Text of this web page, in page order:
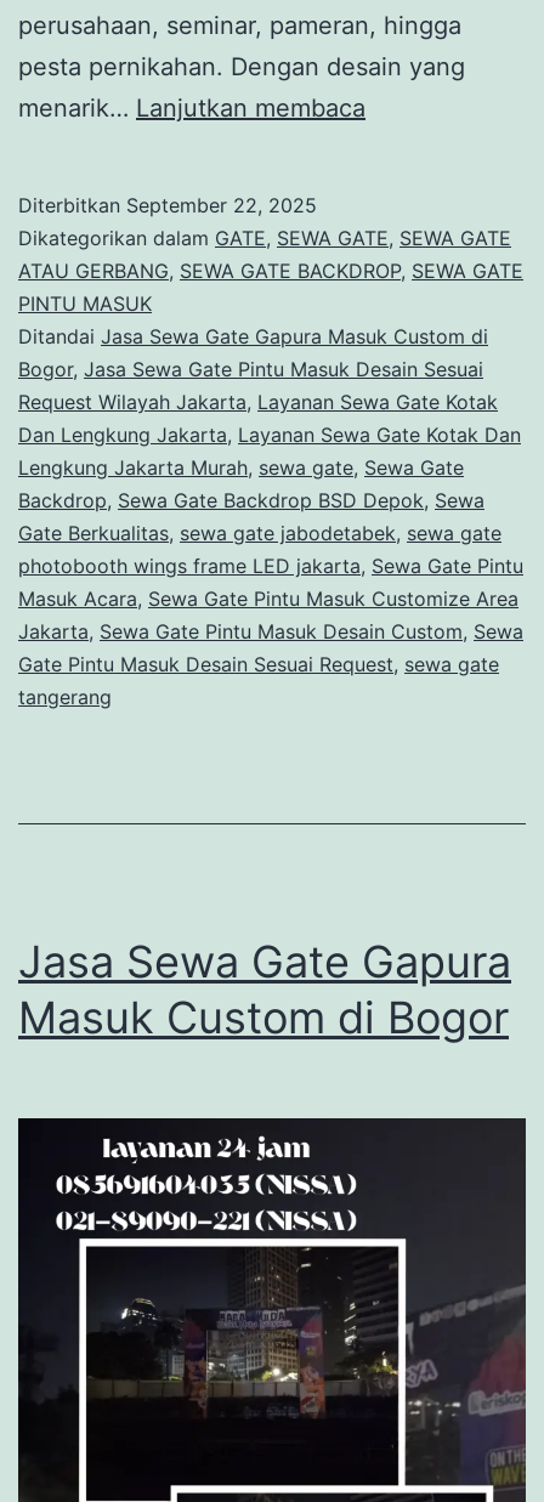
perusahaan, seminar, pameran, hingga
pesta pernikahan. Dengan desain yang
menarik… Lanjutkan membaca
BSD
Depok
Diterbitkan September 22, 2025
Dikategorikan dalam GATE, SEWA GATE, SEWA GATE
ATAU GERBANG, SEWA GATE BACKDROP, SEWA GATE
PINTU MASUK
Ditandai Jasa Sewa Gate Gapura Masuk Custom di
Bogor, Jasa Sewa Gate Pintu Masuk Desain Sesuai
Request Wilayah Jakarta, Layanan Sewa Gate Kotak
Dan Lengkung Jakarta, Layanan Sewa Gate Kotak Dan
Lengkung Jakarta Murah, sewa gate, Sewa Gate
Backdrop, Sewa Gate Backdrop BSD Depok, Sewa
Gate Berkualitas, sewa gate jabodetabek, sewa gate
photobooth wings frame LED jakarta, Sewa Gate Pintu
Masuk Acara, Sewa Gate Pintu Masuk Customize Area
Jakarta, Sewa Gate Pintu Masuk Desain Custom, Sewa
Gate Pintu Masuk Desain Sesuai Request, sewa gate
tangerang
Jasa Sewa Gate Gapura
Masuk Custom di Bogor